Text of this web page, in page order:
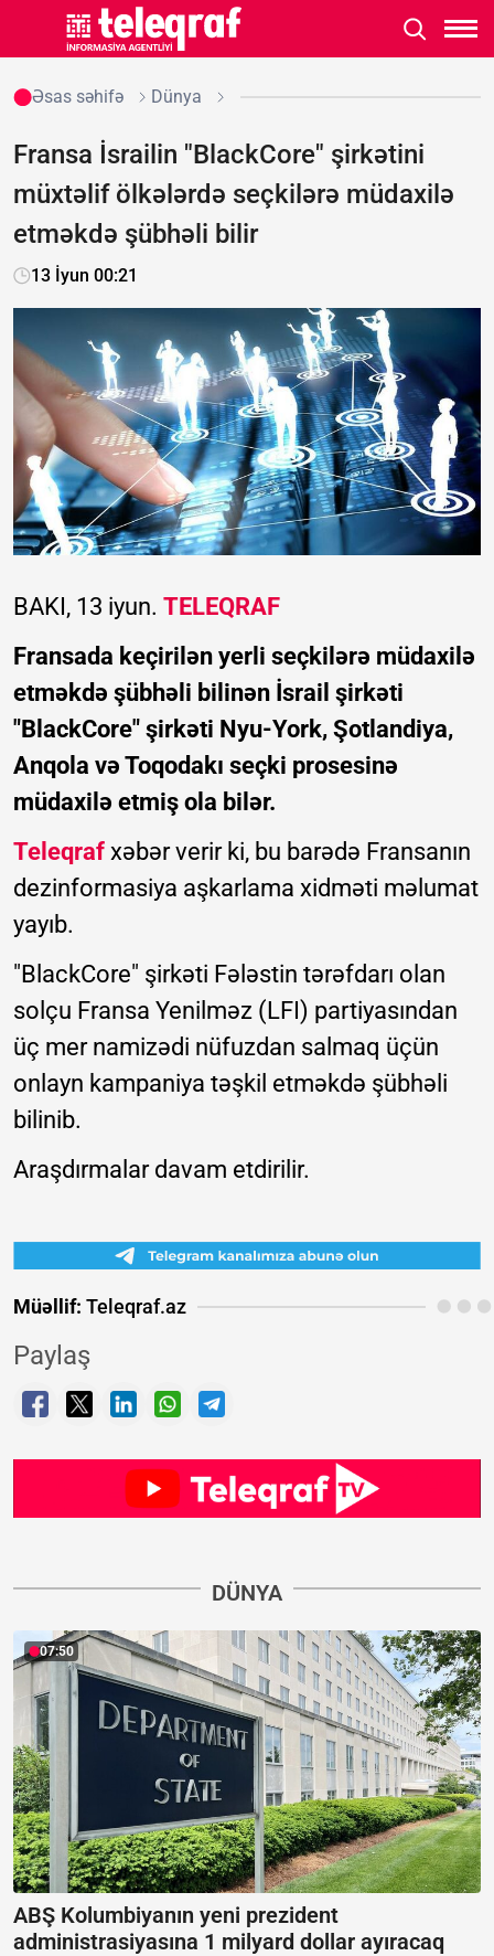
Əsas səhifə Dünya
Fransa İsrailin "BlackCore" şirkətini
müxtəlif ölkələrdə seçkilərə müdaxilə
etməkdə şübhəli bilir
13 İyun 00:21
BAKI, 13 iyun. TELEQRAF
Fransada keçirilən yerli seçkilərə müdaxilə
etməkdə şübhəli bilinən İsrail şirkəti
"BlackCore" şirkəti Nyu-York, Şotlandiya,
Anqola və Toqodakı seçki prosesinə
müdaxilə etmiş ola bilər.
Teleqraf xəbər verir ki, bu barədə Fransanın
dezinformasiya aşkarlama xidməti məlumat
yayıb.
"BlackCore" şirkəti Fələstin tərəfdarı olan
solçu Fransa Yenilməz (LFI) partiyasından
üç mer namizədi nüfuzdan salmaq üçün
onlayn kampaniya təşkil etməkdə şübhəli
bilinib.
Araşdırmalar davam etdirilir.
Müəllif: Teleqraf.az
Paylaş
DÜNYA
07:50
ABŞ Kolumbiyanın yeni prezident
administrasiyasına 1 milyard dollar ayıracaq